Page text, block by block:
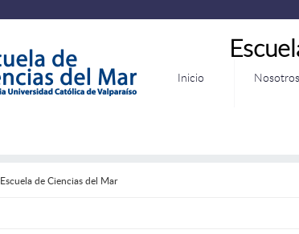
Inicio Nosotros
Escuela de Ciencias del Mar